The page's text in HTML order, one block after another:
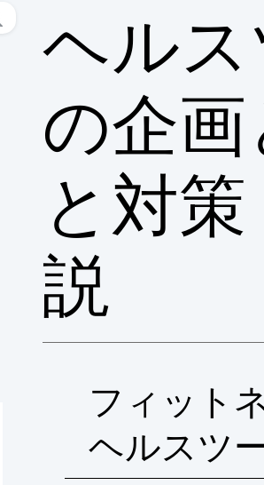
ヘル
の企
と対
説
フィット
ヘルスツ